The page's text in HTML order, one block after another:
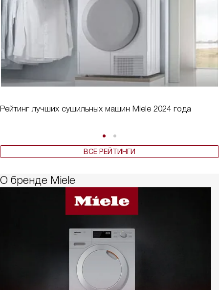
Рейтинг лучших сушильных машин Miele 2024 года
ВСЕ РЕЙТИНГИ
О бренде Miele